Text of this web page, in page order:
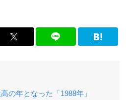
の年となった「1988年」